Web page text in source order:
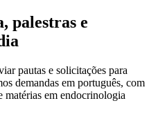
palestras e
pautas e solicitações para
demandas em português, com
matérias em endocrinologia